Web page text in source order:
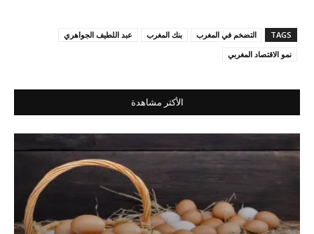
TAGS التضخم في المغرب بنك المغرب
عبد اللطيف الجواهري
نمو الاقتصاد المغربي
الأكثر مشاهدة